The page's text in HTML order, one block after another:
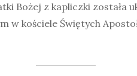
Bożej z kapliczki
kościele Świętych